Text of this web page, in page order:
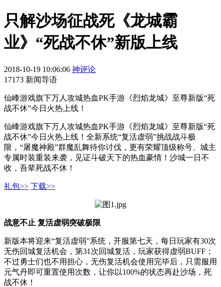
只解沙场征战死《龙城霸
业》“死战不休”新版上线
2018-10-19 10:06:06 神评论
17173 新闻导语
仙峰游戏旗下万人攻城热血PK手游《烈焰龙城》至尊新版“死
战不休”今日火热上线！
仙峰游戏旗下万人攻城热血PK手游《烈焰龙城》至尊新版“死
战不休”今日火热上线！全新系统“复活虚弱”挑战战斗极
限，“屠魔神殿”群魔乱舞待你讨伐，更有荣耀顶级称号、城主
专属时装重装来袭，见证斗破天下的热血豪情！沙城一日不
收，吾辈死战不休！
礼包>> 下载>>
战意不止 复活虚弱突破极限
新版本将迎来“复活虚弱”系统，开服第七天，每日玩家有30次
无伤回城复活机会，第31次回城复活，玩家获得虚弱BUFF；
不过勇士们也不用担心，无伤复活机会使用完毕后，只需服用
元气丹即可重置使用次数，让你以100%的状态再赴沙场，死
战不休！